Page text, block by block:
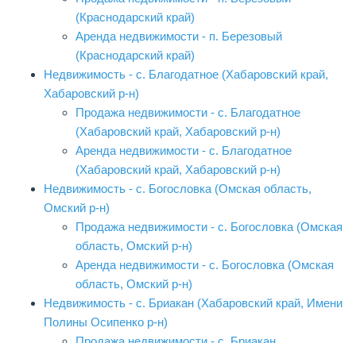
(Краснодарский край)
Аренда недвижимости - п. Березовый
(Краснодарский край)
Недвижимость - с. Благодатное (Хабаровский край,
Хабаровский р-н)
Продажа недвижимости - с. Благодатное
(Хабаровский край, Хабаровский р-н)
Аренда недвижимости - с. Благодатное
(Хабаровский край, Хабаровский р-н)
Недвижимость - с. Богословка (Омская область,
Омский р-н)
Продажа недвижимости - с. Богословка (Омская
область, Омский р-н)
Аренда недвижимости - с. Богословка (Омская
область, Омский р-н)
Недвижимость - с. Бриакан (Хабаровский край, Имени
Полины Осипенко р-н)